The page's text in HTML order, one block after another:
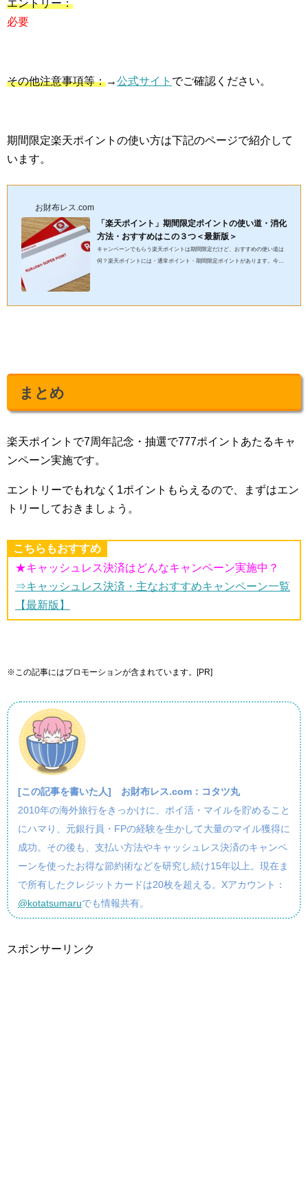
エントリー：
必要
その他注意事項等：→公式サイト でご確認ください。
期間限定楽天ポイントの使い方は下記のページで紹介して
います。
お財布レス.com
「楽天ポイント」期間限定ポイントの使い道・消化
方法・おすすめはこの３つ＜最新版＞
キャンペーンでもらう楽天ポイントは期間限定だけど、おすすめの使い道は
何？楽天ポイントには・通常ポイント・期間限定ポイントがあります。今回
まとめ
楽天ポイントで7周年記念・抽選で777ポイントあたるキャ
ンペーン実施です。
エントリーでもれなく1ポイントもらえるので、まずはエン
トリーしておきましょう。
こちらもおすすめ
★キャッシュレス決済はどんなキャンペーン実施中？
⇒キャッシュレス決済・主なおすすめキャンペーン一覧
【最新版】
※この記事にはプロモーションが含まれています。[PR]
[この記事を書いた人] お財布レス.com：コタツ丸
2010年の海外旅行をきっかけに、ポイ活・マイルを貯めること
にハマり、元銀行員・FPの経験を生かして大量のマイル獲得に
成功。その後も、支払い方法やキャッシュレス決済のキャンペ
ーンを使ったお得な節約術などを研究し続け15年以上。現在ま
で所有したクレジットカードは20枚を超える。Xアカウント：
@kotatsumaruでも情報共有。
スポンサーリンク